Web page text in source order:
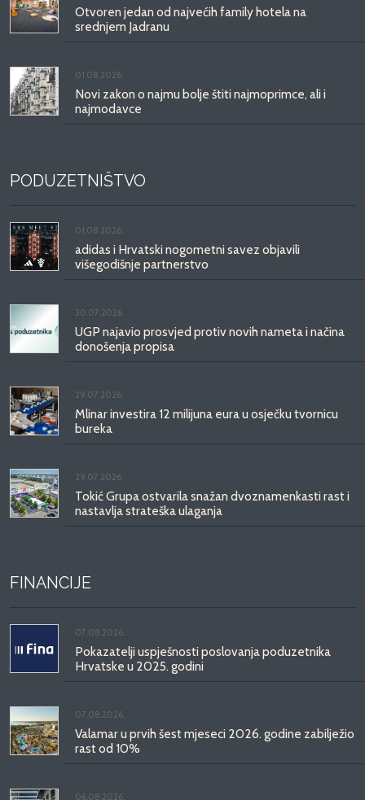
Otvoren jedan od najvećih family hotela na
srednjem Jadranu
01.08.2026.
Novi zakon o najmu bolje štiti najmoprimce, ali i
najmodavce
PODUZETNIŠTVO
01.08.2026.
adidas i Hrvatski nogometni savez objavili
višegodišnje partnerstvo
30.07.2026.
UGP najavio prosvjed protiv novih nameta i načina
donošenja propisa
29.07.2026.
Mlinar investira 12 milijuna eura u osječku tvornicu
bureka
29.07.2026.
Tokić Grupa ostvarila snažan dvoznamenkasti rast i
nastavlja strateška ulaganja
FINANCIJE
07.08.2026.
Pokazatelji uspješnosti poslovanja poduzetnika
Hrvatske u 2025. godini
07.08.2026.
Valamar u prvih šest mjeseci 2026. godine zabilježio
rast od 10%
06.08.2026.